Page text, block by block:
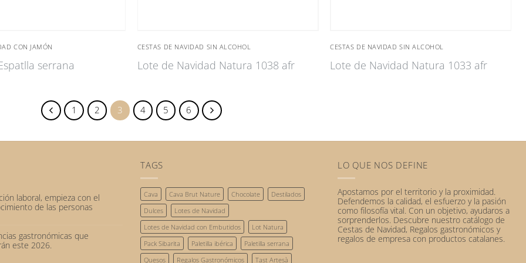
CON JAMÓN
serrana
CESTAS DE NAVIDAD SIN ALCOHOL
Lote de Navidad Natura 1038 afr
CESTAS DE NAVIDAD SIN ALCOHOL
Lote de Navidad Natura 1033 afr
1 2 3 4 5 6
laboral, empieza con el
de las personas
gastronómicas que
este 2026.
TAGS
Cava Cava Brut Nature Chocolate
Destilados
Dulces
Lotes de Navidad
Lotes de Navidad con Embutidos
Lot Natura
Pack Sibarita
Paletilla ibérica
Paletilla serrana
Quesos
Regalos Gastronómicos Tast Artesà
LO QUE NOS DEFINE
Apostamos por el territorio y la proximidad.
Defendemos la calidad, el esfuerzo y la pasión
como filosofía vital. Con un objetivo, ayudaros a
sorprenderlos. Descubre nuestro catálogo de
Cestas de Navidad, Regalos gastronómicos y
regalos de empresa con productos catalanes.